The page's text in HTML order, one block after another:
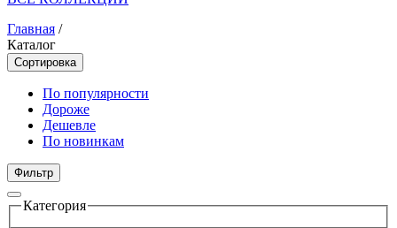
Главная /
Каталог
Сортировка
По популярности
Дороже
Дешевле
По новинкам
Фильтр
Категория